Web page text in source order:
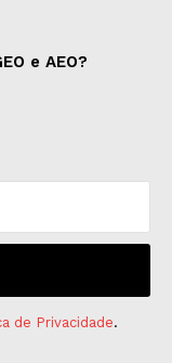
e AEO?
de Privacidade.